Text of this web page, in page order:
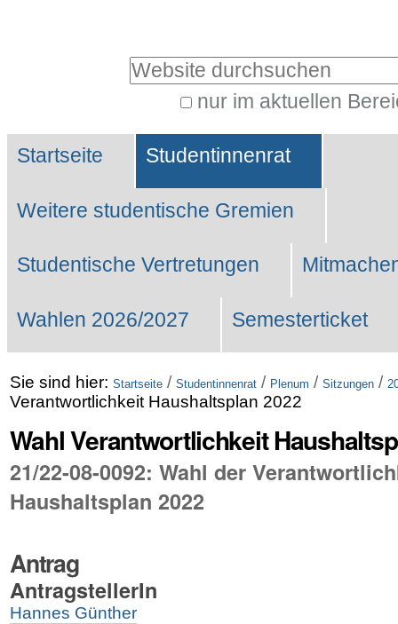
Website durchsuchen
nur im aktuellen
Suche…
Sektionen
Startseite Studentinnenrat
Weitere studentische Gremien
Studentische Vertretungen
Wahlen 2026/2027 Semesterticket
Sie sind hier: Startseite / Studentinnenrat / Plenum / Sitzungen /
Verantwortlichkeit Haushaltsplan 2022
Wahl Verantwortlichkeit
21/22-08-0092: Wahl der
Haushaltsplan 2022
Antrag
AntragstellerIn
Hannes Günther